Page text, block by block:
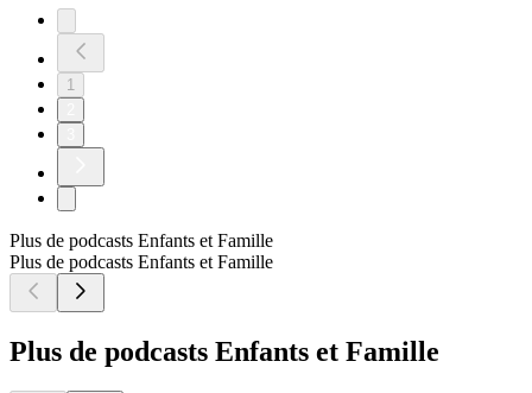
1
Plus de podcasts Enfants et Famille
Plus de podcasts Enfants et Famille
Plus de podcasts Enfants et Famille